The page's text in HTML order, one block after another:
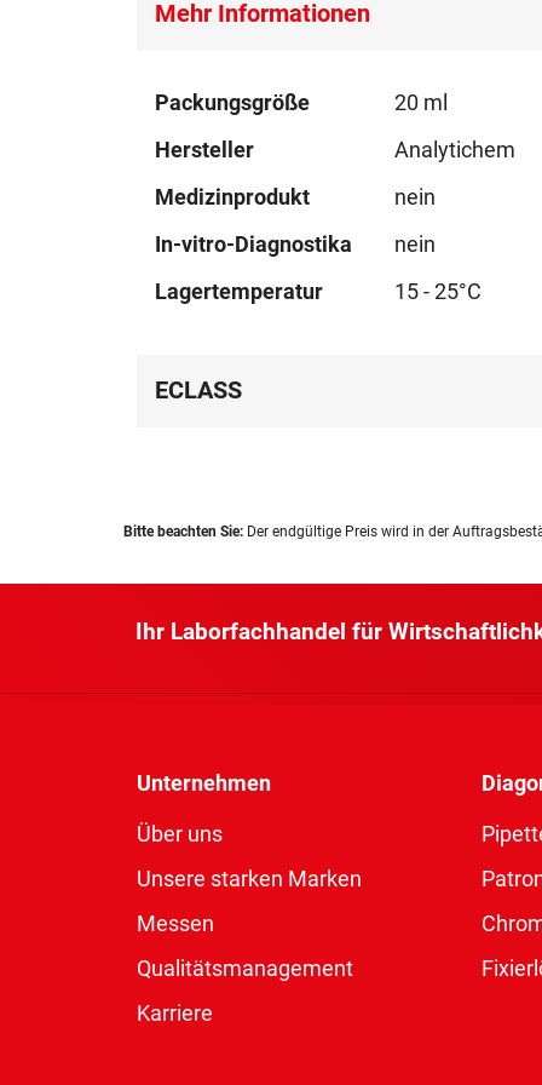
Mehr Informationen
Mehr
Packungsgröße
20 ml
Hersteller
Analytichem
Medizinprodukt
nein
In-vitro-Diagnostika
nein
Lagertemperatur
15 - 25°C
ECLASS
Bitte beachten Sie: Der endgültige Preis wird in der
Ihr Laborfachhandel für
Unternehmen
Über uns
Unsere starken Marken
Messen
Qualitätsmanagement
Karriere